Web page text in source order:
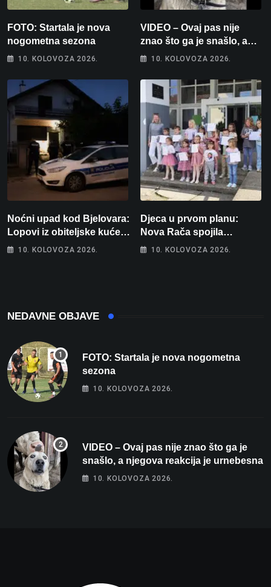
FOTO: Startala je nova
nogometna sezona
10. KOLOVOZA 2026.
VIDEO – Ovaj pas nije
znao što ga je snašlo, a
njegova reakcija je
10. KOLOVOZA 2026.
Noćni upad kod Bjelovara:
Lopovi iz obiteljske kuće
odnijeli novac i zlato
10. KOLOVOZA 2026.
Djeca u prvom planu:
Nova Rača spojila
nogomet, programiranje,
10. KOLOVOZA 2026.
NEDAVNE OBJAVE
FOTO: Startala je nova nogometna
sezona
10. KOLOVOZA 2026.
VIDEO – Ovaj pas nije znao što ga je
snašlo, a njegova reakcija je urnebesna
10. KOLOVOZA 2026.